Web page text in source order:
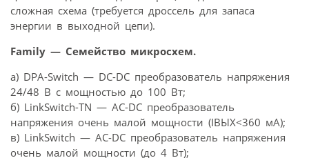
сложная схема (требуется дроссель для запаса
энергии в выходной цепи).
Family — Семейство микросхем.
а) DPA-Switch — DC-DC преобразователь напряжения
24/48 В с мощностью до 100 Вт;
б) LinkSwitch-TN — AC-DC преобразователь
напряжения очень малой мощности (IВЫХ<360 мA);
в) LinkSwitch — AC-DC преобразователь напряжения
очень малой мощности (до 4 Вт);